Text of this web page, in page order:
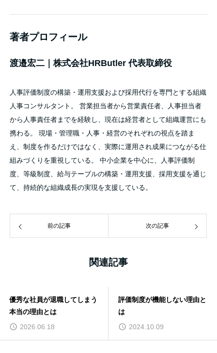
著者プロフィール
渡邉宏二｜株式会社HRButler 代表取締役
人事評価制度の構築・運用支援および採用代行を専門とする組織
人事コンサルタント。 営業担当者から営業責任者、人事担当者
から人事責任者までを経験し、現在は経営者として組織運営にも
携わる。 現場・管理職・人事・経営のそれぞれの視点を踏ま
え、制度を作るだけではなく、実際に運用され成果につながる仕
組みづくりを重視している。 中小企業を中心に、人事評価制
度、等級制度、給与テーブルの構築・運用支援、採用支援を通じ
て、持続的な組織成長の実現を支援している。
前の記事 次の記事
関連記事
優秀な社員が退職してしまう
本当の理由とは
2026.06.18
評価制度が機能しない理由と
は
2024.10.09